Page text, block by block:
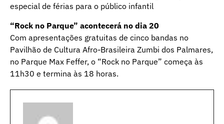
especial de férias para o público infantil
“Rock no Parque” acontecerá no dia 20
Com apresentações gratuitas de cinco bandas no
Pavilhão de Cultura Afro-Brasileira Zumbi dos Palmares,
no Parque Max Feffer, o “Rock no Parque” começa às
11h30 e termina às 18 horas.